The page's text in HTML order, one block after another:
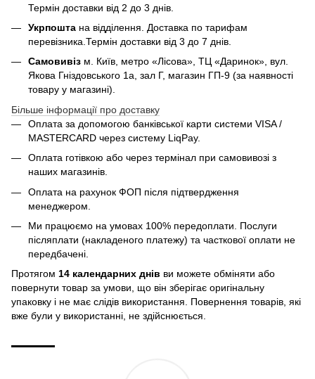
Термін доставки від 2 до 3 днів.
Укрпошта на відділення. Доставка по тарифам
перевізника.Термін доставки від 3 до 7 днів.
Самовивіз м. Київ, метро «Лісова», ТЦ «Даринок», вул.
Якова Гніздовського 1а, зал Г, магазин ГП-9 (за наявності
товару у магазині).
Більше інформації про доставку
Оплата за допомогою банківської карти системи VISA /
MASTERCARD через систему LiqPay.
Оплата готівкою або через термінал при самовивозі з
наших магазинів.
Оплата на рахунок ФОП після підтвердження
менеджером.
Ми працюємо на умовах 100% передоплати. Послуги
післяплати (накладеного платежу) та часткової оплати не
передбачені.
Протягом 14 календарних днів ви можете обміняти або
повернути товар за умови, що він зберігає оригінальну
упаковку і не має слідів використання. Повернення товарів, які
вже були у використанні, не здійснюється.